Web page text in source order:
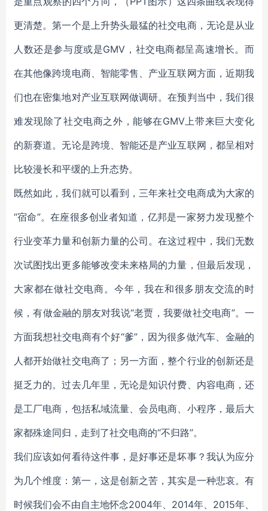
更清楚。第一个是上升势头最猛的社交电商，无论是从业
人数还是参与度或是GMV，社交电商都呈高速增长。而
在其他像跨境电商、智能零售、产业互联网方面，近期我
们也在密集地对产业互联网做调研。在预判当中，我们很
难发现除了社交电商之外，能够在GMV上带来巨大变化
的新赛道。无论是跨境、智能还是产业互联网，都呈相对
比较漫长和平缓的上升态势。
既然如此，我们就可以看到，三年来社交电商成为大家的
“宿命”。在座很多创业者知道，亿邦是一家努力发现整个
行业变革力量和创新力量的公司。在这过程中，我们无数
次试图找出更多能够改变未来格局的力量，但最后发现，
大家都在做社交电商。今年，我在和很多朋友交流的时
候，有做金融的朋友对我说“老贾，我要做社交电商”。一
方面我想社交电商有个好“爹”，因为很多做汽车、金融的
人都开始做社交电商了；另一方面，整个行业的创新还是
挺乏力的。过去几年里，无论是知识付费、内容电商，还
是工厂电商，包括私域流量、会员电商、小程序，最后大
家都殊途同归，走到了社交电商的“不归路”。
我们应该如何看待这件事，是好事还是坏事？我认为应分
为几个维度：第一，这是创新之苦，其实是一种悲哀。有
时候我们会不由自主地怀念2004年、2014年、2015年、